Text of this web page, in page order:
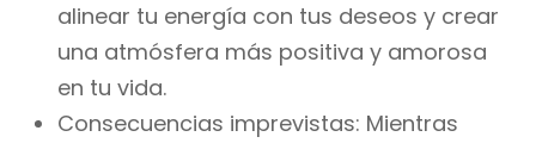
alinear tu energía con tus deseos y crear
una atmósfera más positiva y amorosa
en tu vida.
Consecuencias imprevistas: Mientras